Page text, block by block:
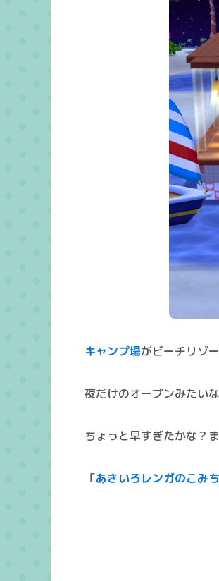
キャンプ場がビーチリゾ
夜だけのオープンみたい
ちょっと早すぎたかな？
「あきいろレンガのこみち